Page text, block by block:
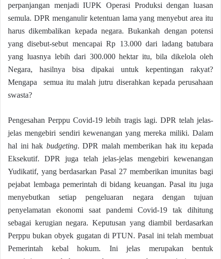
perpanjangan menjadi IUPK Operasi Produksi dengan luasan
semula. DPR menganulir ketentuan lama yang menyebut area itu
harus dikembalikan kepada negara. Bukankah dengan potensi
yang disebut-sebut mencapai Rp 13.000 dari ladang batubara
yang luasnya lebih dari 300.000 hektar itu, bila dikelola oleh
Negara, hasilnya bisa dipakai untuk kepentingan rakyat?
Mengapa semua itu malah jutru diserahkan kepada perusahaan
swasta?
Pengesahan Perppu Covid-19 lebih tragis lagi. DPR telah jelas-
jelas mengebiri sendiri kewenangan yang mereka miliki. Dalam
hal ini hak budgeting. DPR malah memberikan hak itu kepada
Eksekutif. DPR juga telah jelas-jelas mengebiri kewenangan
Yudikatif, yang berdasarkan Pasal 27 memberikan imunitas bagi
pejabat lembaga pemerintah di bidang keuangan. Pasal itu juga
menyebutkan setiap pengeluaran negara dengan tujuan
penyelamatan ekonomi saat pandemi Covid-19 tak dihitung
sebagai kerugian negara. Keputusan yang diambil berdasarkan
Perppu bukan obyek gugatan di PTUN. Pasal ini telah membuat
Pemerintah kebal hokum. Ini jelas merupakan bentuk